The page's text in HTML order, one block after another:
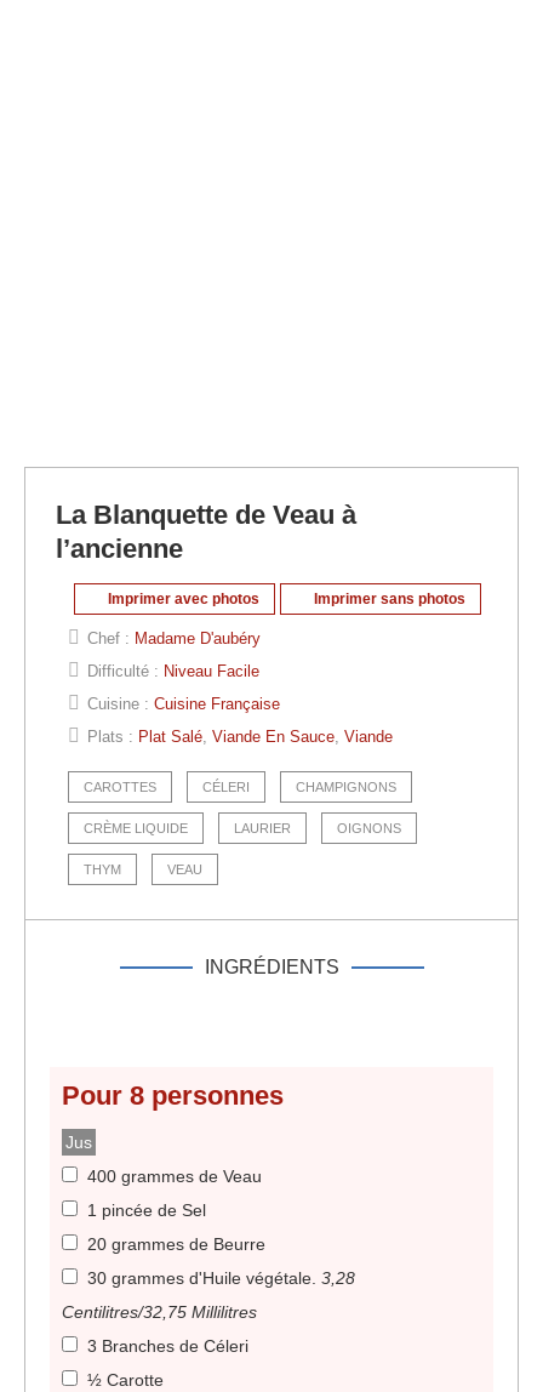
La Blanquette de Veau à
l’ancienne
Imprimer avec photos Imprimer sans photos
Chef : Madame D'aubéry
Difficulté : Niveau Facile
Cuisine : Cuisine Française
Plats : Plat Salé, Viande En Sauce, Viande
CAROTTES CÉLERI CHAMPIGNONS
CRÈME LIQUIDE LAURIER OIGNONS
THYM VEAU
INGRÉDIENTS
Pour 8 personnes
Jus
400 grammes de Veau
1 pincée de Sel
20 grammes de Beurre
30 grammes d'Huile végétale. 3,28
Centilitres/32,75 Millilitres
3 Branches de Céleri
½ Carotte